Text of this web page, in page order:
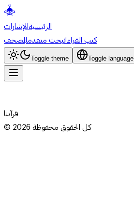
الرئيسيةالإشارات
كتب القراءاتبحث متقدمالمصحف
Toggle theme Toggle language
قرآننا
© 2026كل الحقوق محفوظة